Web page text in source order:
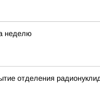
неделю
отделения